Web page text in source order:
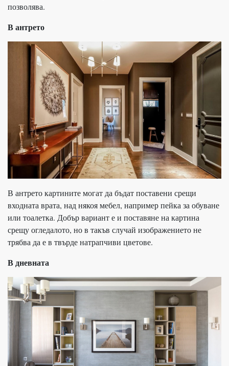
позволява.
В антрето
В антрето картините могат да бъдат поставени срещи
входната врата, над някоя мебел, например пейка за обуване
или тоалетка. Добър вариант е и поставяне на картина
срещу огледалото, но в такъв случай изображението не
трябва да е в твърде натрапчиви цветове.
В дневната